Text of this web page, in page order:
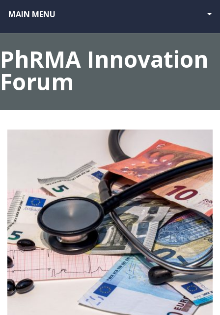
MAIN MENU
PhRMA Innovation
Forum